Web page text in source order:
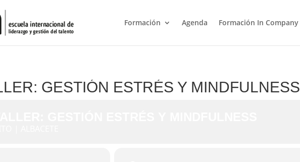
Formación Agenda Formación In Company
GESTIÓN ESTRÉS Y MINDFULNESS